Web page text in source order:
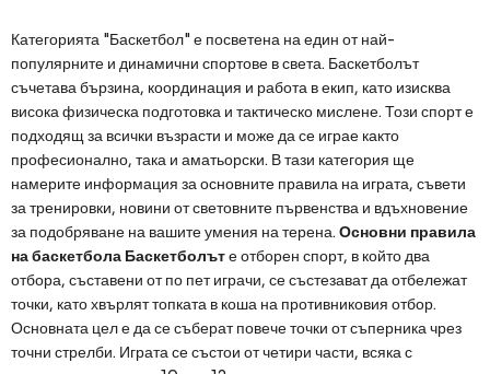
Категорията "Баскетбол" е посветена на един от най-
популярните и динамични спортове в света. Баскетболът
съчетава бързина, координация и работа в екип, като изисква
висока физическа подготовка и тактическо мислене. Този спорт е
подходящ за всички възрасти и може да се играе както
професионално, така и аматьорски. В тази категория ще
намерите информация за основните правила на играта, съвети
за тренировки, новини от световните първенства и вдъхновение
за подобряване на вашите умения на терена. Основни правила
на баскетбола Баскетболъте отборен спорт, в който два
отбора, съставени от по пет играчи, се състезават да отбележат
точки, като хвърлят топката в коша на противниковия отбор.
Основната цел е да се съберат повече точки от съперника чрез
точни стрелби. Играта се състои от четири части, всяка с